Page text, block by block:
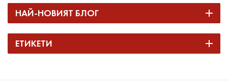
НАЙ-НОВИЯТ БЛОГ
ЕТИКЕТИ